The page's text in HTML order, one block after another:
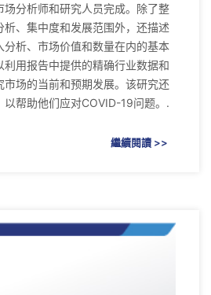
场分析师和研究人员完成。除了整
、集中度和发展范围外，还描述
分析、市场价值和数量在内的基本
用报告中提供的精确行业数据和
场的当前和预期发展。该研究还
以帮助他们应对COVID-19问题。.
繼續閱讀 >>